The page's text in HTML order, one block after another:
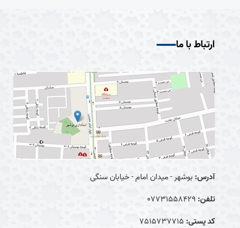
ارتباط با ما
آدرس: بوشهر - میدان امام - خیابان سنگی
تلفن: 07731558429
کد پستی: 7515737715